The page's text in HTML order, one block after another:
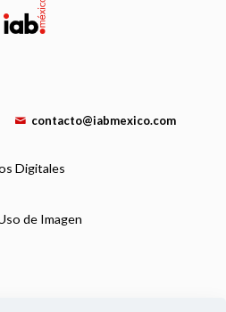
contacto@iabmexico.com
Digitales
de Imagen